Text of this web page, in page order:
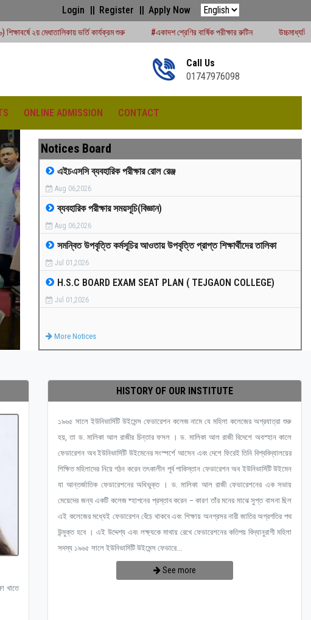
Login Register Apply Now
ভর্তি কার্যক্রম শুরু #একাদশ শ্রেণির বার্ষিক পরীক্ষার রুটিন উচ্চমাধ্যমিক সেশন (২০২৪-২৫)
Call Us
01747976098
ONLINE ADMISSION CONTACT
ক্রীড়া প্রতিযোগিতা -২০২৫
Notices Board
এইচএসসি ব্যবহারিক পরীক্ষার রোল রেঞ্জ
Aug 06,2026
ব্যবহারিক পরীক্ষার সময়সূচি(বিজ্ঞান)
Aug 06,2026
সমন্বিত উপবৃত্তি কর্মসূচির আওতায় উপবৃত্তি প্রাপ্ত শিক্ষার্থীদের তালিকা
Jul 01,2026
H.S.C BOARD EXAM SEAT PLAN ( TEJGAON COLLEGE)
Jul 01,2026
More Notices
খাতে
HISTORY OF OUR INSTITUTE
১৯৬৫ সালে ইউনিভার্সিটি উইমেন্স ফেডারেশন কলেজ নামে যে মহিলা কলেজের অগ্রযাত্রা শুরু
হয়, তা ড. মালিকা আল রাজীর চিন্তার ফসল । ড. মালিকা আল রাজী বিদেশে অবস্হান কালে
ফেডারেশন অব ইউনিভার্সিটি উইমেনের সংস্পর্শে আসেন এবং দেশে ফিরেই তিনি বিশ্ববিদ্যালয়ের
শিক্ষিত মহিলাদের নিয়ে গঠন করেন তৎকালীন পূর্ব পাকিস্তান ফেডারেশন অব ইউনিভার্সিটি উইমেন
যা আন্তর্জাতিক ফেডারেশনের অধিভুক্ত । ড. মালিকা আল রাজী ফেডারেশনের এক সভায়
মেয়েদের জন্য একটি কলেজ ষ্হাপনের প্রস্তাব করেন – কারণ তাঁর মনের মাঝে সুপ্ত বাসনা ছিল
এই কলেজের মধ্যেই ফেডারেশন বেঁচে থাকবে এবং শিক্ষায় অনগ্রসর নারী জাতির অগ্রগতির পথ
উন্মুক্ত হবে । এই উদ্দেশ্য এবং লক্ষ্যকে মাথায় রেখে ফেডারেশনের কতিপয় বিদ্যানুরাগী মহিলা
সদস্য ১৯৬৫ সালে ইউনিভার্সিটি উইমেন্স ফেডারে...
See more